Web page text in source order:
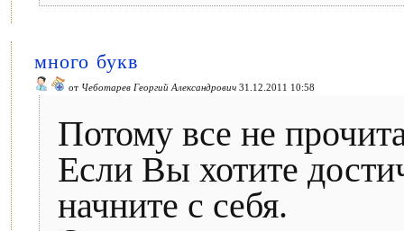
много букв
от Чеботарев Георгий Александрович 31.12.2011 10:58
Потому все не
Если Вы хотите
начните с себя.